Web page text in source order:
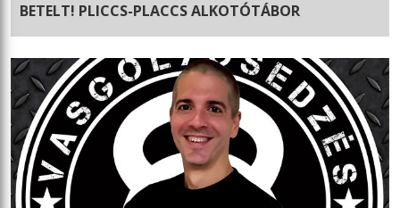
BETELT! PLICCS-PLACCS ALKOTÓTÁBOR